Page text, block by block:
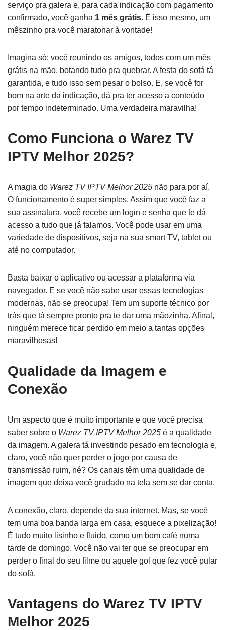
serviço pra galera e, para cada indicação com pagamento
confirmado, você ganha 1 mês grátis. É isso mesmo, um
mêszinho pra você maratonar à vontade!
Imagina só: você reunindo os amigos, todos com um mês
grátis na mão, botando tudo pra quebrar. A festa do sofá tá
garantida, e tudo isso sem pesar o bolso. E, se você for
bom na arte da indicação, dá pra ter acesso a conteúdo
por tempo indeterminado. Uma verdadeira maravilha!
Como Funciona o Warez TV
IPTV Melhor 2025?
A magia do Warez TV IPTV Melhor 2025 não para por aí.
O funcionamento é super simples. Assim que você faz a
sua assinatura, você recebe um login e senha que te dá
acesso a tudo que já falamos. Você pode usar em uma
variedade de dispositivos, seja na sua smart TV, tablet ou
até no computador.
Basta baixar o aplicativo ou acessar a plataforma via
navegador. E se você não sabe usar essas tecnologias
modernas, não se preocupa! Tem um suporte técnico por
trás que tá sempre pronto pra te dar uma mãozinha. Afinal,
ninguém merece ficar perdido em meio a tantas opções
maravilhosas!
Qualidade da Imagem e
Conexão
Um aspecto que é muito importante e que você precisa
saber sobre o Warez TV IPTV Melhor 2025 é a qualidade
da imagem. A galera tá investindo pesado em tecnologia e,
claro, você não quer perder o jogo por causa de
transmissão ruim, né? Os canais têm uma qualidade de
imagem que deixa você grudado na tela sem se dar conta.
A conexão, claro, depende da sua internet. Mas, se você
tem uma boa banda larga em casa, esquece a pixelização!
É tudo muito lisinho e fluido, como um bom café numa
tarde de domingo. Você não vai ter que se preocupar em
perder o final do seu filme ou aquele gol que fez você pular
do sofá.
Vantagens do Warez TV IPTV
Melhor 2025